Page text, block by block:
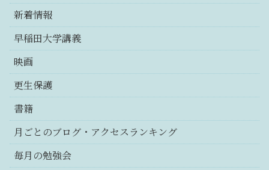
新着情報
早稲田大学講義
映画
更生保護
書籍
月ごとのブログ・アクセスランキング
毎月の勉強会